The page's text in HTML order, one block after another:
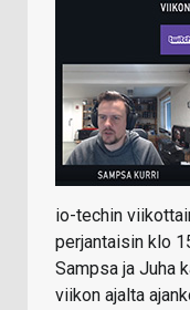
io-techin
perjantaisin klo
Sampsa ja Juha
viikon ajalta